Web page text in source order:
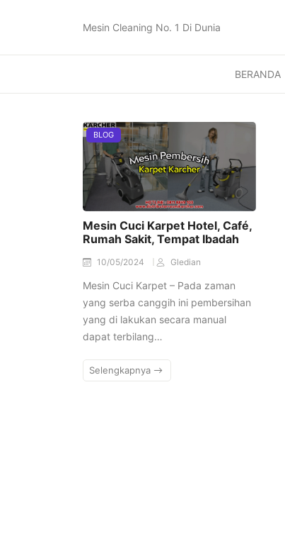
Mesin Cleaning No. 1 Di Dunia
BERANDA
BLOG
Mesin Cuci Karpet Hotel, Café,
Rumah Sakit, Tempat Ibadah
10/05/2024 Gledian
Mesin Cuci Karpet – Pada zaman
yang serba canggih ini pembersihan
yang di lakukan secara manual
dapat terbilang…
Selengkapnya